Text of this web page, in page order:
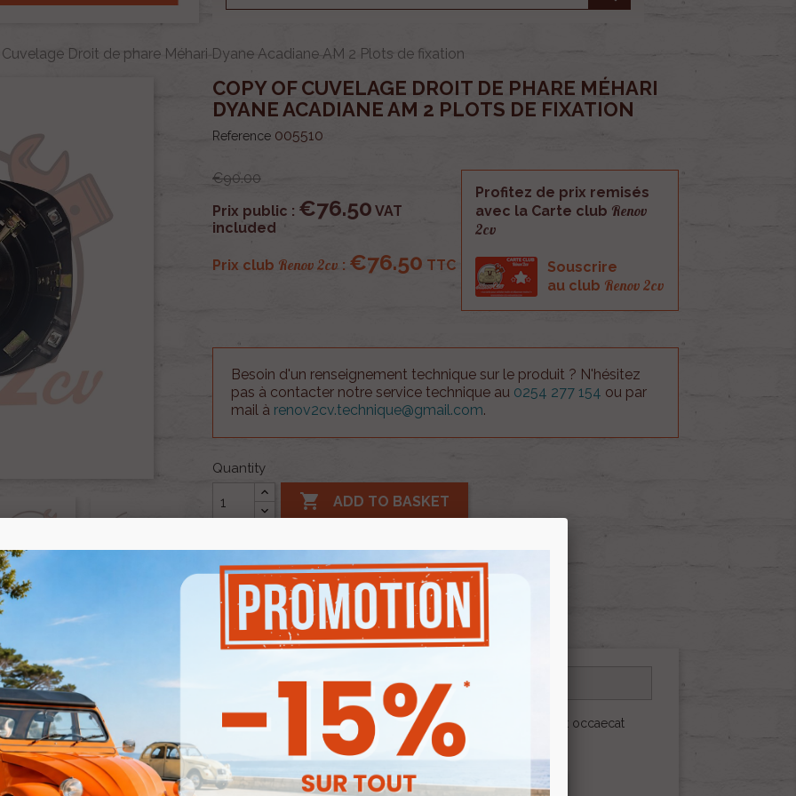
Droit de phare Méhari Dyane Acadiane AM 2 Plots de fixation
COPY OF CUVELAGE DROIT DE PHARE MÉHARI
DYANE ACADIANE AM 2 PLOTS DE FIXATION
Reference 005510
€90.00
Prix public : €76.50 VAT
included
Prix club Renov 2cv : €76.50 TTC
Profitez de prix remisés
avec la Carte club Renov
2cv
Souscrire
au club Renov 2cv
Besoin d'un renseignement technique sur le produit ? N'hésitez
pas à contacter notre service technique au 0254 277 154 ou par
mail à renov2cv.technique@gmail.com.
Quantity
 ADD TO BASKET
Out-of-Stock
Share
Enim quis fugiat consequat elit minim nisi eu occaecat occaecat
deserunt aliquip nisi ex deserunt.
NOTIFY ME WHEN AVAILABLE